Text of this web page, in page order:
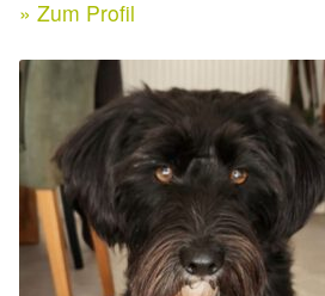
Aktuelle Spenden 2026
Ihre/Eure Spenden – Januar
Spenden 2025
Juli bis Dezember 2025
Kontakt & Rechtliches
Facebook
Instagram
» Zum Profil